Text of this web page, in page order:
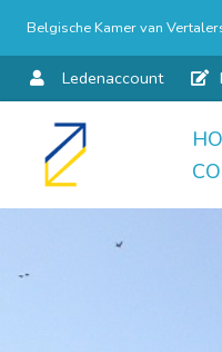
Belgische Kamer van
Ledenaccount
Skip